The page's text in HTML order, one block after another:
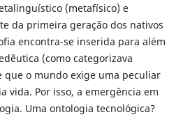
(metafísico) e
da primeira geração dos nativos
encontra-se inserida para além
(como categorizava
que o mundo exige uma peculiar
vida. Por isso, a emergência em
Uma ontologia tecnológica?